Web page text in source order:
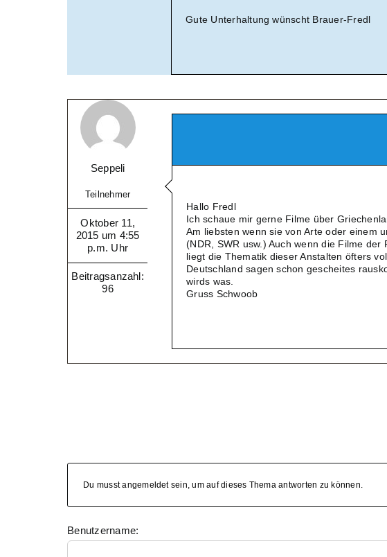
Gute Unterhaltung wünscht Brauer-Fredl
Seppeli
Teilnehmer
Oktober 11,
2015 um 4:55
p.m. Uhr
Beitragsanzahl:
96
Hallo Fredl
Ich schaue mir gerne Filme über
Am liebsten wenn sie von Arte oder einem
(NDR, SWR usw.) Auch wenn die Filme
liegt die Thematik dieser Anstalten öfters
Deutschland sagen schon gescheites
wirds was.
Gruss Schwoob
Du musst angemeldet sein, um auf dieses Thema antworten zu können.
Benutzername: